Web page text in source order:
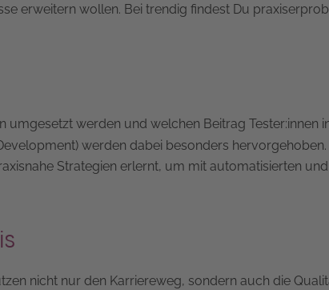
erweitern wollen. Bei trendig findest Du
umgesetzt werden und welchen Beitrag Tester:innen
werden dabei besonders
Strategien erlernt, um mit automatisierten
nicht nur den Karriereweg, sondern auch die